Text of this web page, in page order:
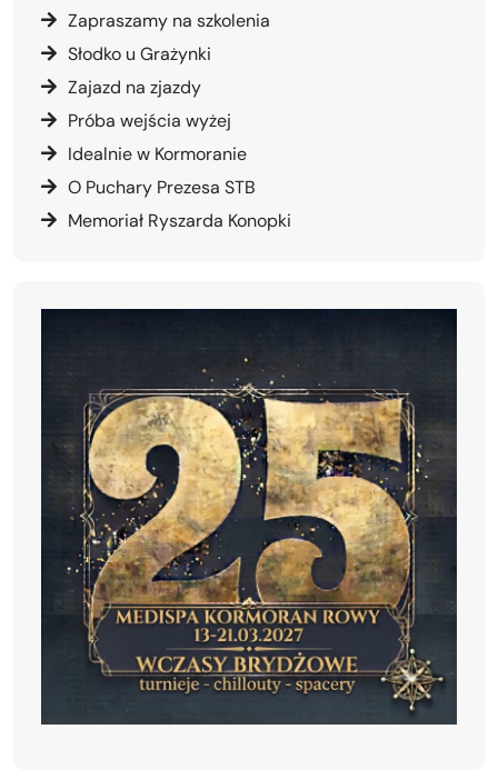
Zapraszamy na szkolenia
Słodko u Grażynki
Zajazd na zjazdy
Próba wejścia wyżej
Idealnie w Kormoranie
O Puchary Prezesa STB
Memoriał Ryszarda Konopki